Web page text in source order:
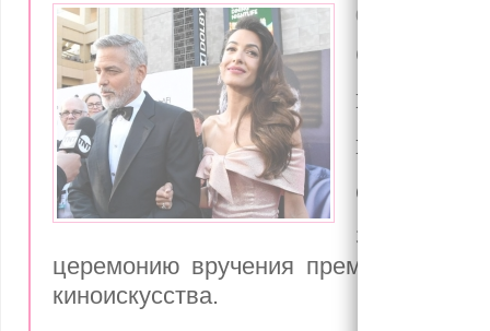
08 Iunie 2018
(фото)
и
овациями
Звездная
церемонию вручения премий
киноискусства.